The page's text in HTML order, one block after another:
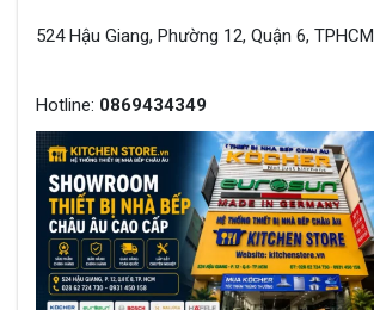
524 Hậu Giang, Phường 12, Quận 6, TPHCM
Hotline: 0869434349